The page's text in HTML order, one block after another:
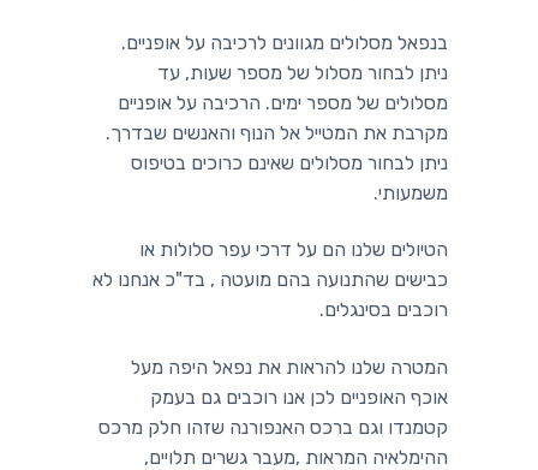
בנפאל מסלולים מגוונים לרכיבה על אופניים.
ניתן לבחור מסלול של מספר שעות, עד
מסלולים של מספר ימים. הרכיבה על אופניים
מקרבת את המטייל אל הנוף והאנשים שבדרך.
ניתן לבחור מסלולים שאינם כרוכים בטיפוס
משמעותי.
הטיולים שלנו הם על דרכי עפר סלולות או
כבישים שהתנועה בהם מועטה , בד"כ אנחנו לא
רוכבים בסינגלים.
המטרה שלנו להראות את נפאל היפה מעל
אוכף האופניים לכן אנו רוכבים גם בעמק
קטמנדו וגם ברכס האנפורנה שזהו חלק מרכס
ההימלאיה המראות ,מעבר גשרים תלויים,